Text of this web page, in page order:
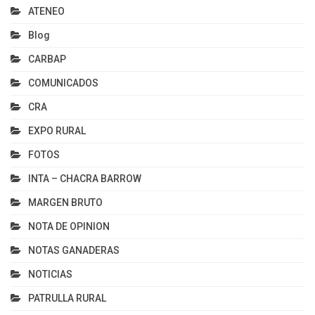
ATENEO
Blog
CARBAP
COMUNICADOS
CRA
EXPO RURAL
FOTOS
INTA – CHACRA BARROW
MARGEN BRUTO
NOTA DE OPINION
NOTAS GANADERAS
NOTICIAS
PATRULLA RURAL